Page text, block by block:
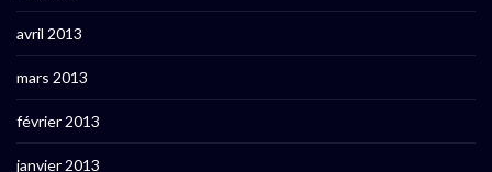
avril 2013
mars 2013
février 2013
janvier 2013